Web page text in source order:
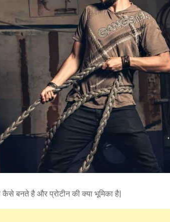
बनते है और प्रोटीन की क्या भूमिका है|